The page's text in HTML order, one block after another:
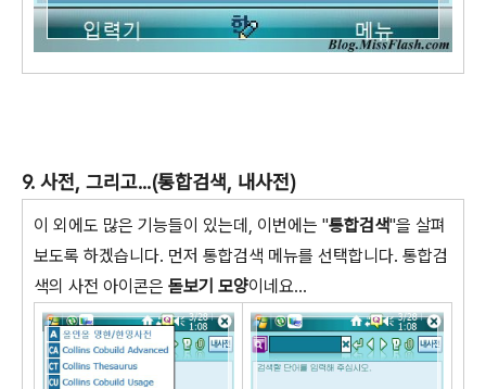
9. 사전, 그리고...(통합검색, 내사전)
이 외에도 많은 기능들이 있는데, 이번에는 "통합검색"을 살펴
보도록 하겠습니다. 먼저 통합검색 메뉴를 선택합니다. 통합검
색의 사전 아이콘은 돋보기 모양이네요...